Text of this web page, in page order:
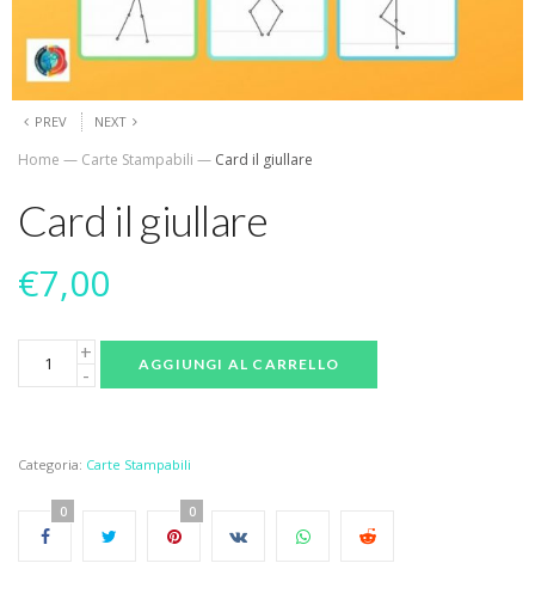
PREV NEXT
Home — Carte Stampabili — Card il giullare
Card il giullare
€7,00
AGGIUNGI AL CARRELLO
Categoria: Carte Stampabili
0 0